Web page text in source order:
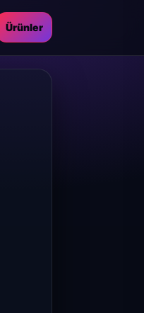
Ürünler